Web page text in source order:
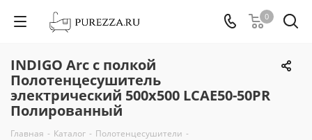
0
INDIGO Arc с полкой
Полотенцесушитель
электрический 500х500 LCAE50-50PR
Полированный
Главная - Каталог - Полотенцесушители -